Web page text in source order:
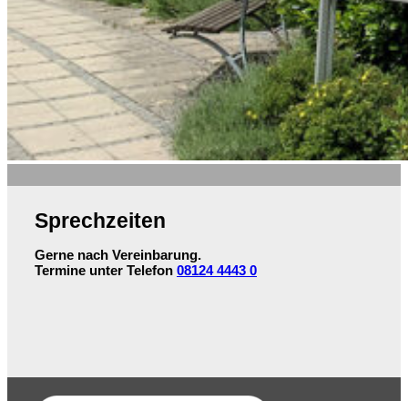
Sprechzeiten
Gerne nach Vereinbarung.
Termine unter Telefon 08124 4443 0